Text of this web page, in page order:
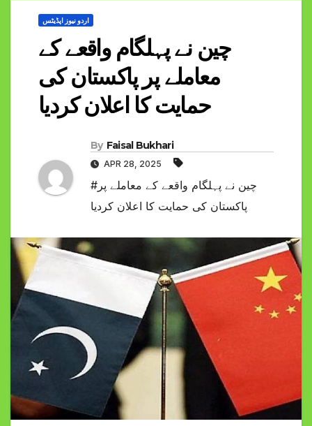
اردو نیوز اپڈیٹس
چین نے پہلگام واقعے کے
معاملے پر پاکستان کی
حمایت کا اعلان کردیا
By Faisal Bukhari
APR 28, 2025
#چین نے پہلگام واقعے کے معاملے پر
پاکستان کی حمایت کا اعلان کردیا